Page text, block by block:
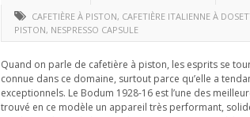
CAFETIÈRE À PISTON, CAFETIÈRE ITALIENNE À
PISTON, NESPRESSO CAPSULE
Quand on parle de cafetière à piston, les esprits se
connue dans ce domaine, surtout parce qu’elle a
exceptionnels. Le Bodum 1928-16 est l’une des
trouvé en ce modèle un appareil très performant,